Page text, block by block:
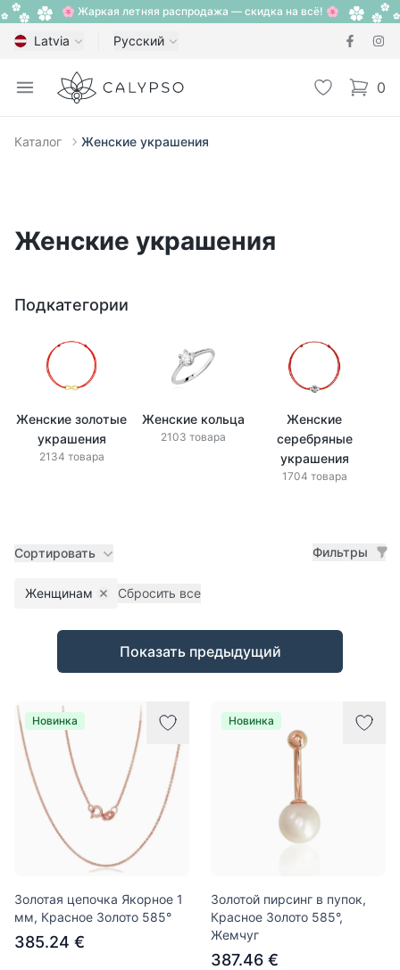
🌸 Жаркая летняя распродажа — скидка на всё! 🌸
Latvia Русский
Open menu
Calypso Избранное
0
items
Каталог Женские украшения
Женские украшения
Подкатегории
Женские золотые
украшения
2134 товара
Женские кольца
2103 товара
Женские
серебряные
украшения
1704 товара
Сортировать Фильтры
Женщинам Remove filter
Сбросить все
Товары
Показать предыдущий
Новинка
Золотая цепочка Якорное 1
мм, Красное Золото 585°
385.24 €
Новинка
Золотой пирсинг в пупок,
Красное Золото 585°,
Жемчуг
387.46 €